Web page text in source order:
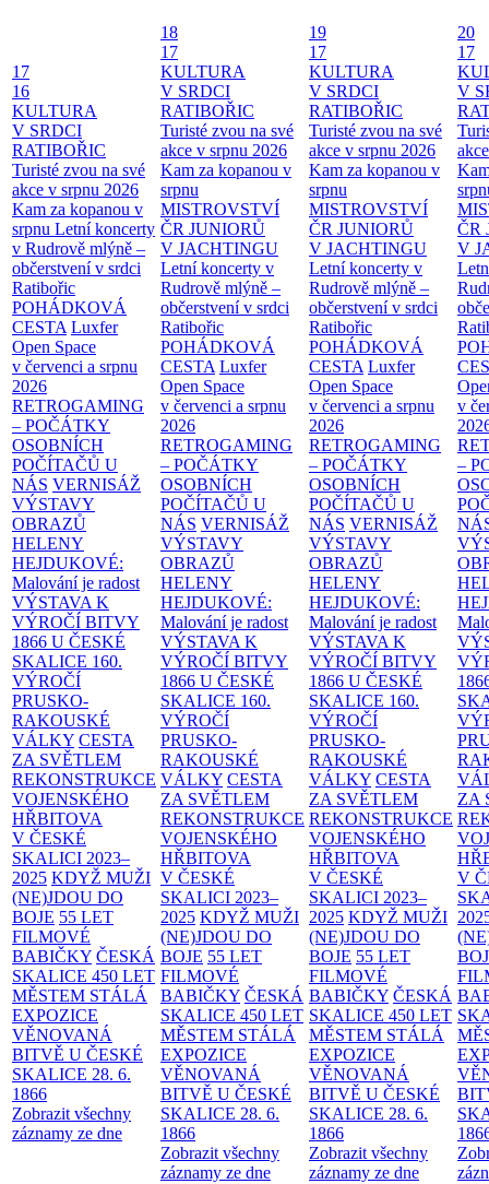
17
16
KULTURA
V SRDCI
RATIBOŘIC
Turisté zvou na své
akce v srpnu 2026
Kam za kopanou v
srpnu Letní koncerty
v Rudrově mlýně –
občerstvení v srdci
Ratibořic
POHÁDKOVÁ
CESTA Luxfer
Open Space
v červenci a srpnu
2026
RETROGAMING
– POČÁTKY
OSOBNÍCH
POČÍTAČŮ U
NÁS VERNISÁŽ
VÝSTAVY
OBRAZŮ
HELENY
HEJDUKOVÉ:
Malování je radost
VÝSTAVA K
VÝROČÍ BITVY
1866 U ČESKÉ
SKALICE 160.
VÝROČÍ
PRUSKO-
RAKOUSKÉ
VÁLKY CESTA
ZA SVĚTLEM
REKONSTRUKCE
VOJENSKÉHO
HŘBITOVA
V ČESKÉ
SKALICI 2023–
2025 KDYŽ MUŽI
(NE)JDOU DO
BOJE 55 LET
FILMOVÉ
BABIČKY ČESKÁ
SKALICE 450 LET
MĚSTEM STÁLÁ
EXPOZICE
VĚNOVANÁ
BITVĚ U ČESKÉ
SKALICE 28. 6.
1866
Zobrazit všechny
záznamy ze dne
18
17
KULTURA
V SRDCI
RATIBOŘIC
Turisté zvou na své
akce v srpnu 2026
Kam za kopanou v
srpnu
MISTROVSTVÍ
ČR JUNIORŮ
V JACHTINGU
Letní koncerty v
Rudrově mlýně –
občerstvení v srdci
Ratibořic
POHÁDKOVÁ
CESTA Luxfer
Open Space
v červenci a srpnu
2026
RETROGAMING
– POČÁTKY
OSOBNÍCH
POČÍTAČŮ U
NÁS VERNISÁŽ
VÝSTAVY
OBRAZŮ
HELENY
HEJDUKOVÉ:
Malování je radost
VÝSTAVA K
VÝROČÍ BITVY
1866 U ČESKÉ
SKALICE 160.
VÝROČÍ
PRUSKO-
RAKOUSKÉ
VÁLKY CESTA
ZA SVĚTLEM
REKONSTRUKCE
VOJENSKÉHO
HŘBITOVA
V ČESKÉ
SKALICI 2023–
2025 KDYŽ MUŽI
(NE)JDOU DO
BOJE 55 LET
FILMOVÉ
BABIČKY ČESKÁ
SKALICE 450 LET
MĚSTEM STÁLÁ
EXPOZICE
VĚNOVANÁ
BITVĚ U ČESKÉ
SKALICE 28. 6.
1866
Zobrazit všechny
záznamy ze dne
19
17
KULTURA
V SRDCI
RATIBOŘIC
Turisté zvou na své
akce v srpnu 2026
Kam za kopanou v
srpnu
MISTROVSTVÍ
ČR JUNIORŮ
V JACHTINGU
Letní koncerty v
Rudrově mlýně –
občerstvení v srdci
Ratibořic
POHÁDKOVÁ
CESTA Luxfer
Open Space
v červenci a srpnu
2026
RETROGAMING
– POČÁTKY
OSOBNÍCH
POČÍTAČŮ U
NÁS VERNISÁŽ
VÝSTAVY
OBRAZŮ
HELENY
HEJDUKOVÉ:
Malování je radost
VÝSTAVA K
VÝROČÍ BITVY
1866 U ČESKÉ
SKALICE 160.
VÝROČÍ
PRUSKO-
RAKOUSKÉ
VÁLKY CESTA
ZA SVĚTLEM
REKONSTRUKCE
VOJENSKÉHO
HŘBITOVA
V ČESKÉ
SKALICI 2023–
2025 KDYŽ MUŽI
(NE)JDOU DO
BOJE 55 LET
FILMOVÉ
BABIČKY ČESKÁ
SKALICE 450 LET
MĚSTEM STÁLÁ
EXPOZICE
VĚNOVANÁ
BITVĚ U ČESKÉ
SKALICE 28. 6.
1866
Zobrazit všechny
záznamy ze dne
20
17
V
ČR
V
v
–
ZA
V